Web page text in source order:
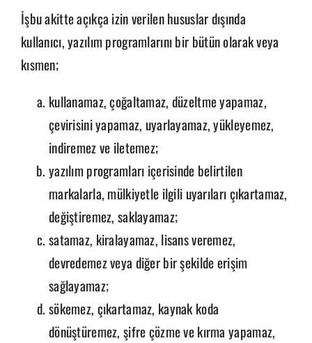
İşbu akitte açıkça izin verilen hususlar dışında
kullanıcı, yazılım programlarını bir bütün olarak veya
kısmen;
kullanamaz, çoğaltamaz, düzeltme yapamaz,
çevirisini yapamaz, uyarlayamaz, yükleyemez,
indiremez ve iletemez;
yazılım programları içerisinde belirtilen
markalarla, mülkiyetle ilgili uyarıları çıkartamaz,
değiştiremez, saklayamaz;
satamaz, kiralayamaz, lisans veremez,
devredemez veya diğer bir şekilde erişim
sağlayamaz;
sökemez, çıkartamaz, kaynak koda
dönüştüremez, şifre çözme ve kırma yapamaz,